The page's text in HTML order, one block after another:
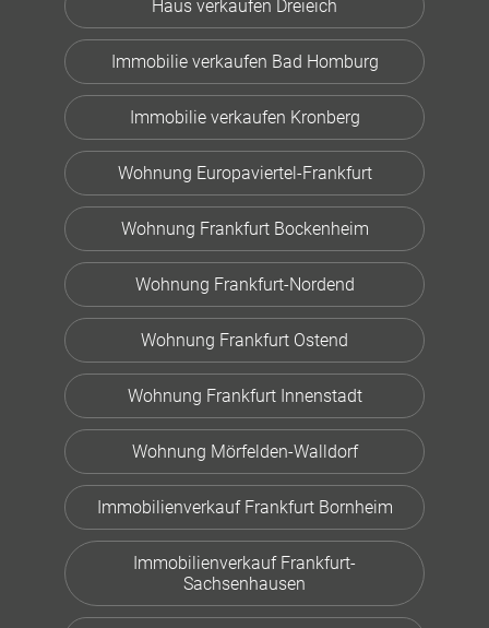
Haus verkaufen Dreieich
Immobilie verkaufen Bad Homburg
Immobilie verkaufen Kronberg
Wohnung Europaviertel-Frankfurt
Wohnung Frankfurt Bockenheim
Wohnung Frankfurt-Nordend
Wohnung Frankfurt Ostend
Wohnung Frankfurt Innenstadt
Wohnung Mörfelden-Walldorf
Immobilienverkauf Frankfurt Bornheim
Immobilienverkauf Frankfurt-
Sachsenhausen